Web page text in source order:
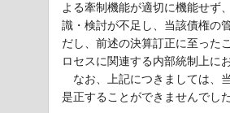
よる牽制機能が適切に機能せず
識・検討が不足し、当該債権の
だし、前述の決算訂正に至った
ロセスに関連する内部統制上に
なお、上記につきましては、
是正することができませんでした